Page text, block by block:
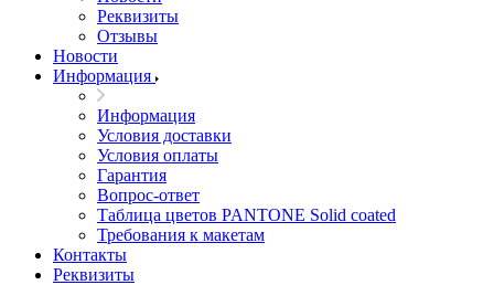
Реквизиты
Отзывы
Новости
Информация
Информация
Условия доставки
Условия оплаты
Гарантия
Вопрос-ответ
Таблица цветов PANTONE Solid coated
Требования к макетам
Контакты
Реквизиты